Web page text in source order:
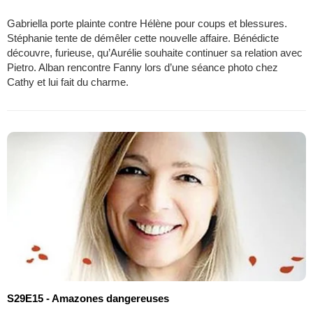
Gabriella porte plainte contre Hélène pour coups et blessures.
Stéphanie tente de démêler cette nouvelle affaire. Bénédicte
découvre, furieuse, qu’Aurélie souhaite continuer sa relation avec
Pietro. Alban rencontre Fanny lors d’une séance photo chez
Cathy et lui fait du charme.
S29E15 - Amazones dangereuses